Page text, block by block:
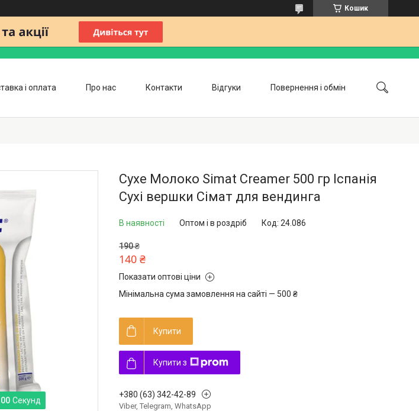
Кошик
і оплата Про нас Контакти Відгуки Повернення і обмін
00 Секунд
Сухе Молоко Simat Creamer 500 гр Іспанія
Сухі вершки Сімат для вендинга
В наявності Оптом і в роздріб Код: 24.086
190 ₴
140 ₴
Показати оптові ціни
Мінімальна сума замовлення на сайті — 500 ₴
Купити
Купити з
+380 (63) 342-42-89
Viber, Telegram, WhatsApp